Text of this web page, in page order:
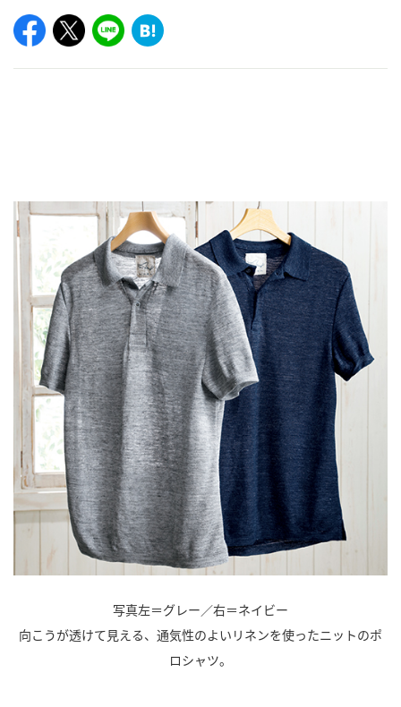
写真左＝グレー／右＝ネイビー
向こうが透けて見える、通気性のよいリネンを使ったニットのポ
ロシャツ。